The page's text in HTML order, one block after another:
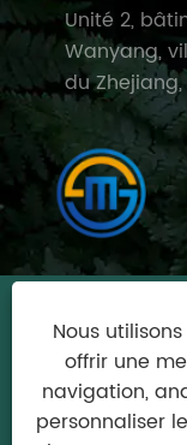
Unité 2,
Wanyang,
du
Copyright ©
Household
réservés.
Links|Sitemap
Nous
offrir une
navigation,
personnaliser